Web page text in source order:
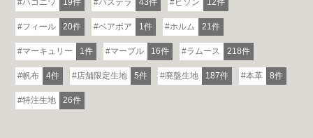
フィール 20件 ベアボア 1件 ホルム 21件
マーキュリー 1件 マーブル 16件 ラムース 218件
帆布 4件 店舗限定生地 5件 廃盤生地 187件 本革 8件
特注生地 26件